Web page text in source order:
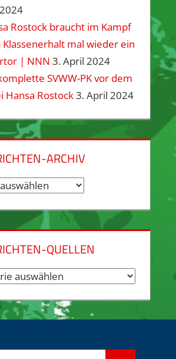
Rostock braucht im Kampf
mal wieder ein
| NNN 3. April 2024
SVWW-PK vor dem
Hansa Rostock3. April 2024
ARCHIV
QUELLEN